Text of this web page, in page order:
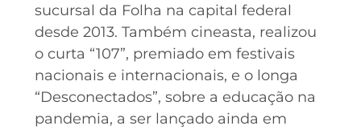
sucursal da Folha na capital federal
desde 2013. Também cineasta, realizou
o curta “107”, premiado em festivais
nacionais e internacionais, e o longa
“Desconectados”, sobre a educação na
pandemia, a ser lançado ainda em